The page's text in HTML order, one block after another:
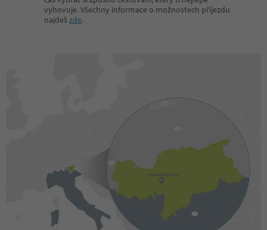
vyhovuje. Všechny informace o možnostech příjezdu
najdeš zde.